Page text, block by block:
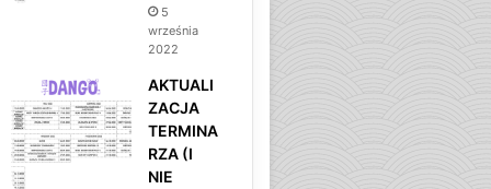
5
września
2022
AKTUALI
ZACJA
TERMINA
RZA (I
NIE